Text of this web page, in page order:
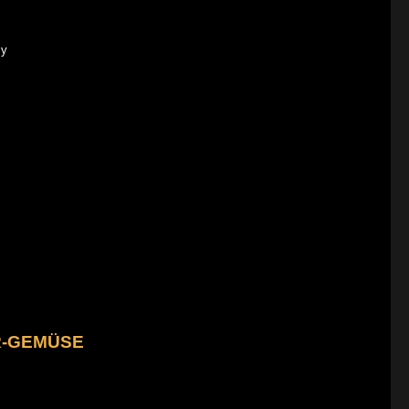
GEMÜSE